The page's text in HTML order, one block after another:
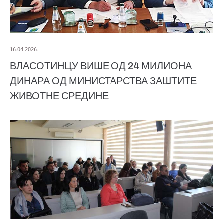
16.04.2026.
ВЛАСОТИНЦУ ВИШЕ ОД 24 МИЛИОНА
ДИНАРА ОД МИНИСТАРСТВА ЗАШТИТЕ
ЖИВОТНЕ СРЕДИНЕ